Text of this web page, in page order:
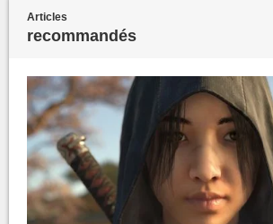
Articles
recommandés